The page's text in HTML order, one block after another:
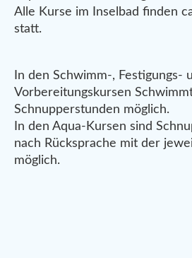
Alle Kurse im Inselbad finden
statt.
In den Schwimm-, Festigungs-
Vorbereitungskursen
Schnupperstunden möglich.
In den Aqua-Kursen sind
nach Rücksprache mit der
möglich.